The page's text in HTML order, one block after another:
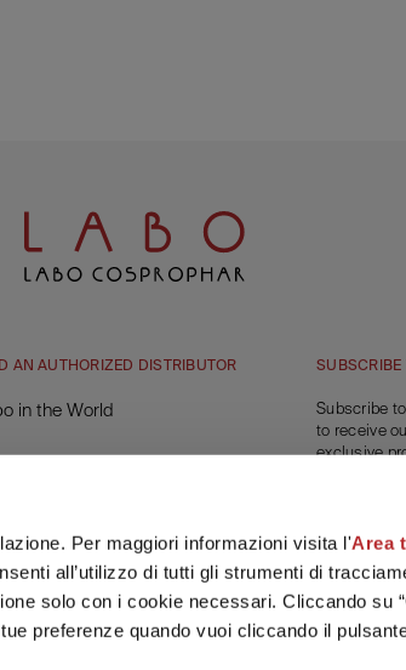
Per maggiori informazioni visita l'Area
all’utilizzo di tutti gli strumenti di
solo con i cookie necessari. Cliccando su
preferenze quando vuoi cliccando il
AN AUTHORIZED DISTRIBUTOR
in the World
SUBSCRIBE
Subscribe
to receive
exclusive